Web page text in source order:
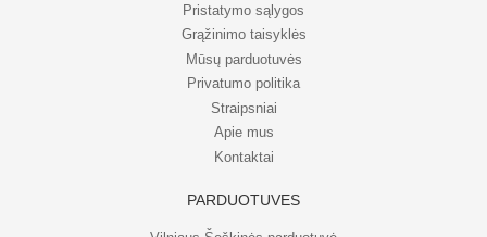
Pristatymo sąlygos
Grąžinimo taisyklės
Mūsų parduotuvės
Privatumo politika
Straipsniai
Apie mus
Kontaktai
PARDUOTUVĖS